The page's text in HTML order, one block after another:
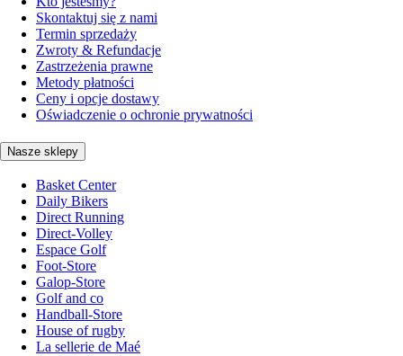
Skontaktuj się z nami
Termin sprzedaży
Zwroty & Refundacje
Zastrzeżenia prawne
Metody płatności
Ceny i opcje dostawy
Oświadczenie o ochronie prywatności
Nasze sklepy
Basket Center
Daily Bikers
Direct Running
Direct-Volley
Espace Golf
Foot-Store
Galop-Store
Golf and co
Handball-Store
House of rugby
La sellerie de Maé